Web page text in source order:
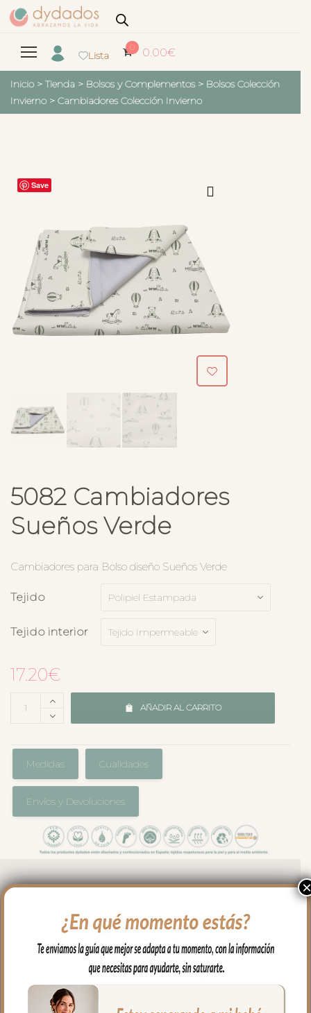
Lista
0 0.00€
Inicio > Tienda > Bolsos y Complementos > Bolsos Colección
Invierno > Cambiadores Colección Invierno
Save
5082 Cambiadores
Sueños Verde
Cambiadores para Bolso diseño Sueños Verde
Tejido
Tejido interior
17.20€
AÑADIR AL CARRITO
Medidas Cualidades
Envíos y Devoluciones
El complemento perfecto para llevar en
bebé. Cambiador en tejido polipiel
estampada, una polipiel muy suave y
En el interior tejido blanco e impermeable
para los posibles escapes del bebé.
×